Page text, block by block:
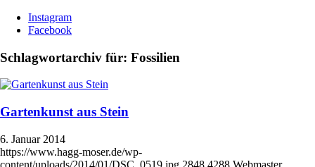
Instagram
Facebook
Schlagwortarchiv für: Fossilien
Gartenkunst aus Stein
6. Januar 2014
https://www.hagg-moser.de/wp-
content/uploads/2014/01/DSC_0519.jpg 2848 4288 Webmaster